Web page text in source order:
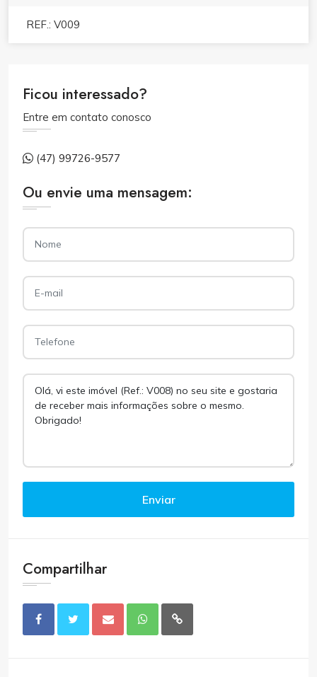
REF.: V009
Ficou interessado?
Entre em contato conosco
(47) 99726-9577
Ou envie uma mensagem:
Enviar
Compartilhar